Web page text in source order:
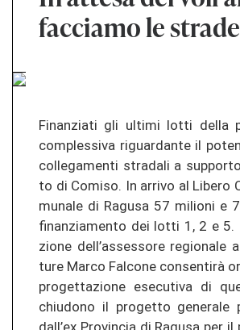
facciamo le strade
Fi­nan­zia­ti gli ul­ti­mi lotti della
com­ples­si­va ri­guar­dan­te il
col­le­ga­men­ti stra­da­li a
to di Co­mi­so. In ar­ri­vo al Li­be­ro
mu­na­le di Ra­gu­sa 57 mi­lio­ni e
fi­nan­zia­men­to dei lotti 1, 2 e 5.
zio­ne dell’as­ses­so­re re­gio­na­le
tu­re Marco Fal­co­ne consentirà
pro­get­ta­zio­ne ese­cu­ti­va di
chiu­do­no il pro­get­to ge­ne­ra­le
dall’ex Pro­vin­cia di Ra­gu­sa per